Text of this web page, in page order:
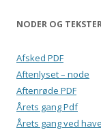
NODER OG
Afsked PDF
Aftenlyset – node
Aftenrøde PDF
Årets gang Pdf
Årets gang ved